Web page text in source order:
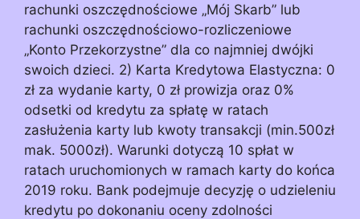
rachunki oszczędnościowe „Mój Skarb” lub
rachunki oszczędnościowo-rozliczeniowe
„Konto Przekorzystne” dla co najmniej dwójki
swoich dzieci. 2) Karta Kredytowa Elastyczna: 0
zł za wydanie karty, 0 zł prowizja oraz 0%
odsetki od kredytu za spłatę w ratach
zasłużenia karty lub kwoty transakcji (min.500zł
mak. 5000zł). Warunki dotyczą 10 spłat w
ratach uruchomionych w ramach karty do końca
2019 roku. Bank podejmuje decyzję o udzieleniu
kredytu po dokonaniu oceny zdolności